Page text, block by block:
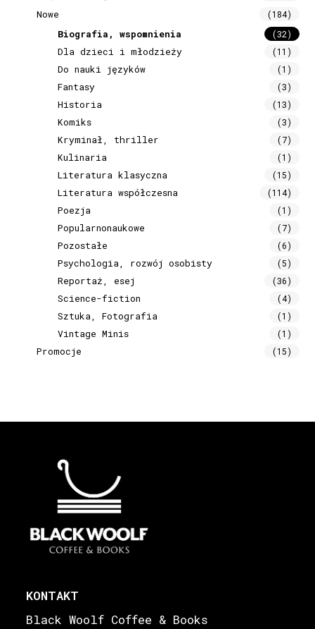
Nowe (184)
Biografia, wspomnienia (32)
Dla dzieci i młodzieży (11)
Do nauki języków (1)
Fantasy (3)
Historia (13)
Komiks (3)
Kryminał, thriller (7)
Kulinaria (1)
Literatura klasyczna (15)
Literatura współczesna (114)
Poezja (1)
Popularnonaukowe (7)
Pozostałe (6)
Psychologia, rozwój osobisty (5)
Reportaż, esej (36)
Science-fiction (4)
Sztuka, Fotografia (1)
Vintage Minis (1)
Promocje (15)
KONTAKT
Black Woolf Coffee & Books